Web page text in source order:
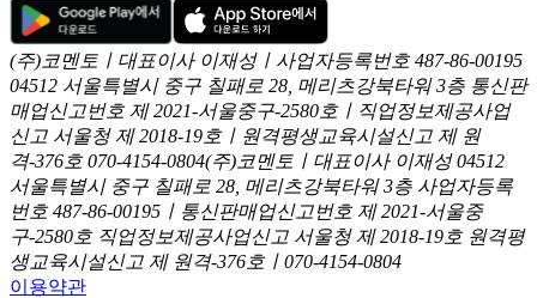
(주)코멘토ㅣ대표이사 이재성ㅣ사업자등록번호 487-86-00195
04512 서울특별시 중구 칠패로 28, 메리츠강북타워 3층 통신판
매업신고번호 제 2021-서울중구-2580호ㅣ직업정보제공사업
신고 서울청 제 2018-19호ㅣ원격평생교육시설신고 제 원
격-376호 070-4154-0804(주)코멘토ㅣ대표이사 이재성 04512
서울특별시 중구 칠패로 28, 메리츠강북타워 3층 사업자등록
번호 487-86-00195ㅣ통신판매업신고번호 제 2021-서울중
구-2580호 직업정보제공사업신고 서울청 제 2018-19호 원격평
생교육시설신고 제 원격-376호ㅣ070-4154-0804
이용약관